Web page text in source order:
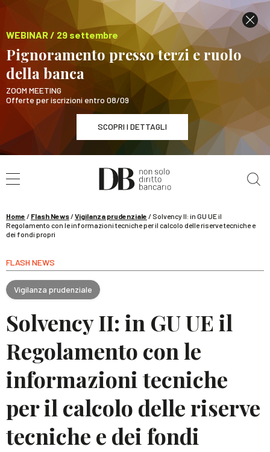
WEBINAR / 29 settembre
Pignoramento presso terzi e ruolo
della banca
ZOOM MEETING
Offerte per iscrizioni entro 08/09
SCOPRI I DETTAGLI
WEBINAR / 29 settembre
Pignoramento presso terzi e ruolo della banca
Home / Flash News/Vigilanza prudenziale / Solvency II: in GU UE il
Regolamento con le informazioni tecniche per il calcolo delle riserve tecniche e
dei fondi propri
FLASH NEWS
Vigilanza prudenziale
Solvency II: in GU UE il
Regolamento con le
informazioni tecniche
per il calcolo delle riserve
tecniche e dei fondi